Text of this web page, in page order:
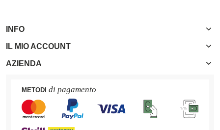
INFO
IL MIO ACCOUNT
AZIENDA
METODI di pagamento